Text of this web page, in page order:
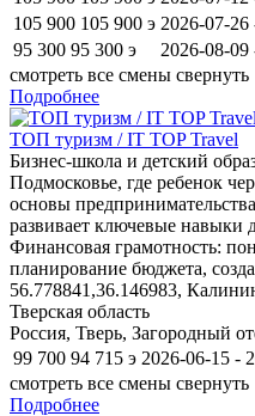
105 900 105 900 э 2026-07-26
95 300 95 300 э
2026-08-09
смотреть все смены свернуть
Подробнее
ТОП туризм / IT TOP Travel
Бизнес-школа и детский
Подмосковье, где ребенок
основы
развивает ключевые навыки
Финансовая грамотность:
планирование бюджета,
56.778841,36.146983,
Тверская область
Россия, Тверь, Загородный
99 700 94 715 э 2026-06-15 -
смотреть все смены свернуть
Подробнее